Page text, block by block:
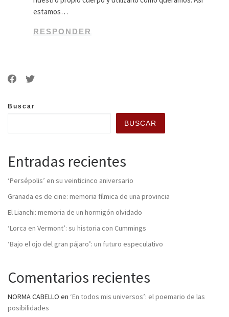
estamos…
RESPONDER
Buscar
BUSCAR
Entradas recientes
‘Persépolis’ en su veinticinco aniversario
Granada es de cine: memoria fílmica de una provincia
El Lianchi: memoria de un hormigón olvidado
‘Lorca en Vermont’: su historia con Cummings
‘Bajo el ojo del gran pájaro’: un futuro especulativo
Comentarios recientes
NORMA CABELLO en ‘En todos mis universos’: el poemario de las
posibilidades